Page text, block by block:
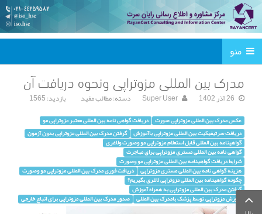
منو
مدرک بین المللی مزوتراپی ونحوه دریافت آن
26 آذر 1402 Super User دسته:مطالب مفید بازدید: 1565
عکس مدرک بین المللی مزوتراپی صورت دریافت گواهی نامه بین المللی معتبر مزوتراپی مو
چگونه گواهینامه بین المللی مزوتراپی لاغری بگیریم؟
دریافت فوری مدرک بین المللی مزوتراپی مو وصورت هزینه گواهی نامه بین المللی مستری مزوتراپی
شرایط دریافت گواهینامه بین المللی مزوتراپی مو وصورت
گواهی نامه بین المللی مستری مزوتراپی برای مهاجرت
گواهینامه بین المللی قابل استعلام مزوتراپی مو وصورت ولاغری
گرفتن مدرک بین المللی مزوتراپی بدون آزمون دریافت سرتیفیکیت بین المللی مزوتراپی باآموزش
صدور مدرک بین المللی مزوتراپی برای اتباع خارجی آموزش مزوتراپی توسط پزشک بامدرک بین المللی
گرفتن مدرک بین المللی مزوتراپی به همراه آموزش